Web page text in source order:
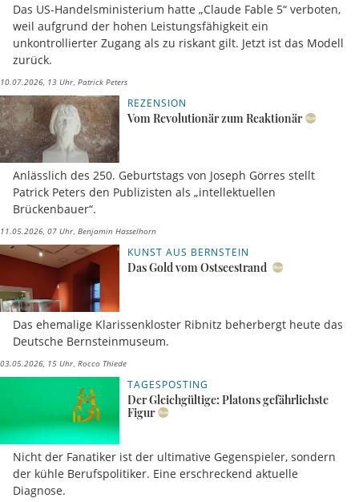
Das US-Handelsministerium hatte „Claude Fable 5“ verboten,
weil aufgrund der hohen Leistungsfähigkeit ein
unkontrollierter Zugang als zu riskant gilt. Jetzt ist das Modell
zurück.
10.07.2026, 13 Uhr Patrick Peters
REZENSION
Vom Revolutionär zum Reaktionär
Anlässlich des 250. Geburtstags von Joseph Görres stellt
Patrick Peters den Publizisten als „intellektuellen
Brückenbauer“.
11.05.2026, 07 Uhr Benjamin Hasselhorn
KUNST AUS BERNSTEIN
Das Gold vom Ostseestrand
Das ehemalige Klarissenkloster Ribnitz beherbergt heute das
Deutsche Bernsteinmuseum.
03.05.2026, 15 Uhr Rocco Thiede
TAGESPOSTING
Der Gleichgültige: Platons gefährlichste
Figur
Nicht der Fanatiker ist der ultimative Gegenspieler, sondern
der kühle Berufspolitiker. Eine erschreckend aktuelle
Diagnose.